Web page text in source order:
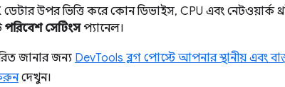
ডেটার উপর ভিত্তি করে কোন ডিভাইস, CPU এবং নেটওয়ার্ক
পরিবেশ সেটিংসপ্যানেল।
জানার জন্য DevTools ব্লগ পোস্টে আপনার স্থানীয় এবং
দেখুন।